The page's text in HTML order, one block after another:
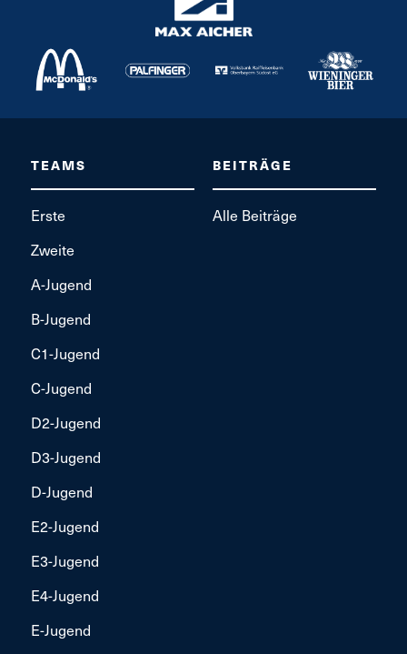
TEAMS
Erste
Zweite
A-Jugend
B-Jugend
C1-Jugend
C-Jugend
D2-Jugend
D3-Jugend
D-Jugend
E2-Jugend
E3-Jugend
E4-Jugend
E-Jugend
BEITRÄGE
Alle Beiträge